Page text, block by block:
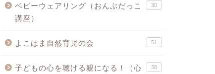
ベビーウェアリング（おんぶだっこ
講座）
30
よこはま自然育児の会 51
子どもの心を聴ける親になる！（心
38